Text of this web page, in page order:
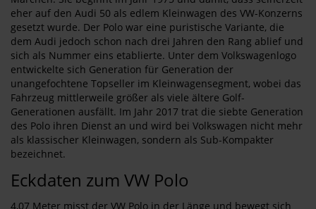
eher auf den Audi 50 als edlem Kleinwagen des VW-Konzerns
gesetzt wurde. Der Polo war eine puristische Variante, die
dem Audi jedoch schon nach drei Jahren den Rang ablief und
sich als Nummer eins etablierte. Unter dem Volkswagenlogo
entwickelte sich Generation für Generation der
unangefochtene Topseller im Kleinwagensegment, wobei das
Fahrzeug mittlerweile größer als viele ältere Golf-
Generationen ausfällt. Im Jahr 2017 trat die siebte Generation
des Polo ihren Dienst an und wird bei Volkswagen nicht mehr
als klassischer Kleinwagen, sondern als Sub-Kompakter
bezeichnet.
Eckdaten zum VW Polo
4,07 Meter misst der VW Polo in der Länge und bewegt sich